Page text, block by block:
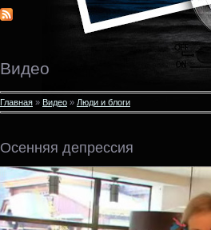
Видео
Главная » Видео » Люди и блоги
Осенняя депрессия